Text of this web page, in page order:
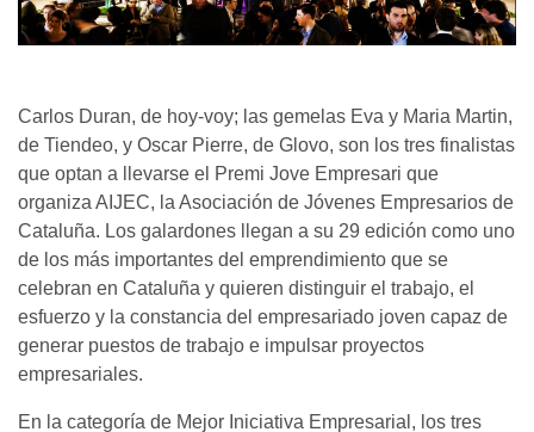
Carlos Duran, de hoy-voy; las gemelas Eva y Maria Martin,
de Tiendeo, y Oscar Pierre, de Glovo, son los tres finalistas
que optan a llevarse el Premi Jove Empresari que
organiza AIJEC, la Asociación de Jóvenes Empresarios de
Cataluña. Los galardones llegan a su 29 edición como uno
de los más importantes del emprendimiento que se
celebran en Cataluña y quieren distinguir el trabajo, el
esfuerzo y la constancia del empresariado joven capaz de
generar puestos de trabajo e impulsar proyectos
empresariales.
En la categoría de Mejor Iniciativa Empresarial, los tres